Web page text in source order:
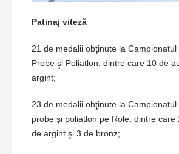
Patinaj viteză
21 de medalii obţinute la
Probe şi Poliatlon, dintre care 10 de
argint;
23 de medalii obţinute la
probe şi poliatlon pe Role, dintre care
de argint şi 3 de bronz;